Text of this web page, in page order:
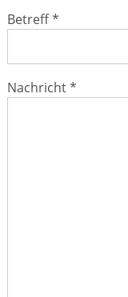
WELLNESS
Betreff *
Nachricht *